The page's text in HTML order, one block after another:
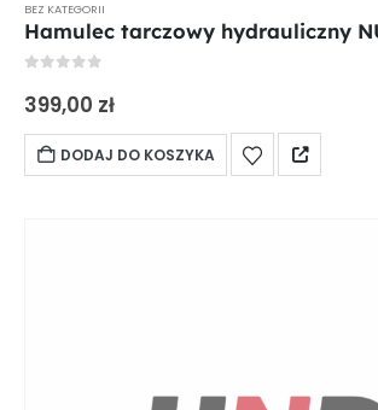
BEZ KATEGORII
Hamulec tarczowy hydrauliczny
399,00 zł
DODAJ DO KOSZYKA